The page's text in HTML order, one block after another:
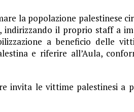
la popolazione palestinese
il proprio staff a
a beneficio delle
e riferire all’Aula,
invita le vittime palestinesi a